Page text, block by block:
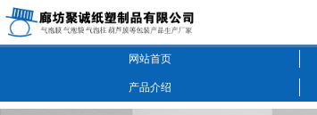
网站首页
产品介绍